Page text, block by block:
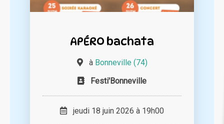
APÉRO bachata
à Bonneville (74)
Festi'Bonneville
jeudi 18 juin 2026 à 19h00